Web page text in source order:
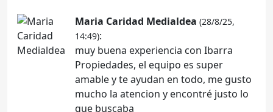
Maria Caridad Medialdea (28/8/25,
14:49):
muy buena experiencia con Ibarra
Propiedades, el equipo es super
amable y te ayudan en todo, me gusto
mucho la atencion y encontré justo lo
que buscaba